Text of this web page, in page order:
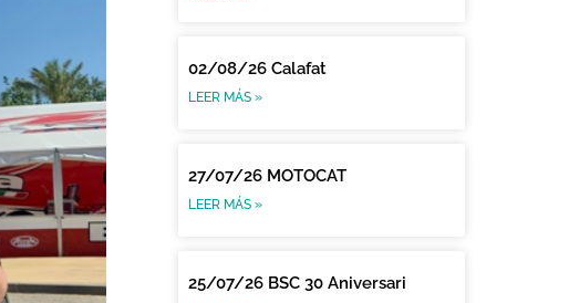
02/08/26 Calafat
LEER MÁS »
27/07/26 MOTOCAT
LEER MÁS »
25/07/26 BSC 30 Aniversari